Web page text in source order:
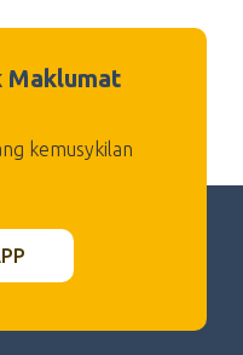
Maklumat
kemusykilan